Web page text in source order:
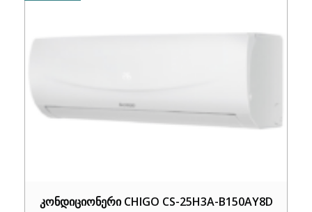
კონდიციონერი CHIGO CS-25H3A-B150AY8D